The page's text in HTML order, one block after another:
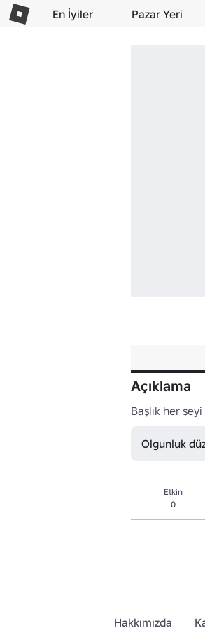
En İyiler Pazar Yeri
Açıklama
Başlık her
Olgunluk
Etkin
0
Hakkımızda